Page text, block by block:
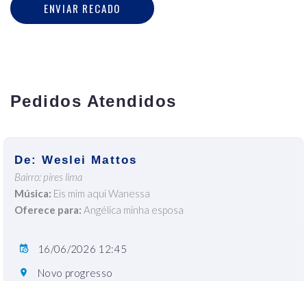
ENVIAR RECADO
Pedidos Atendidos
De: Weslei Mattos
Bairro: pires lima
Música: Eis mim aqui Wanessa
Oferece para: Angélica minha esposa
16/06/2026 12:45
Novo progresso